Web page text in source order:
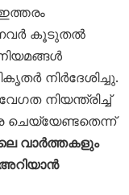
കൂടുതൽ
നിർദേശിച്ചു.
നിയന്ത്രിച്ച്
ചെയ്യേണ്ടതെന്ന്
വാർത്തകളും